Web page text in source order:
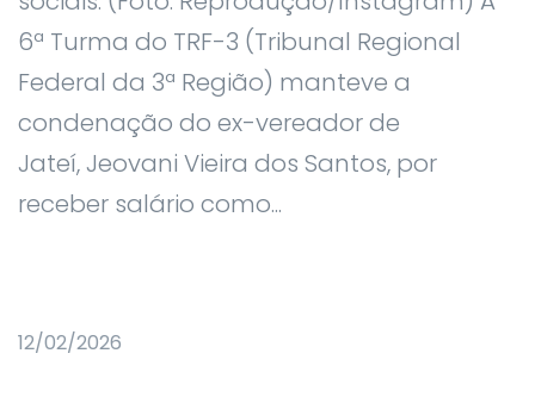
6ª Turma do TRF-3 (Tribunal Regional
Federal da 3ª Região) manteve a
condenação do ex-vereador de
Jateí, Jeovani Vieira dos Santos, por
receber salário como...
12/02/2026